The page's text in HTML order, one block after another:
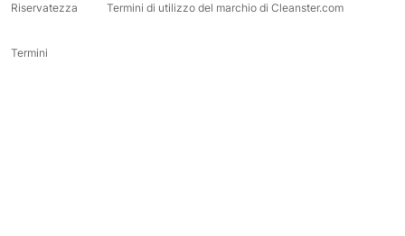
Riservatezza Termini di utilizzo del marchio di Cleanster.com
Termini